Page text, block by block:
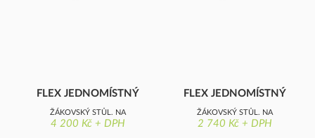
FLEX JEDNOMÍSTNÝ
ŽÁKOVSKÝ STŮL, NA
KOLEČKÁCH, DEKORITOVÁ
4 200 Kč + DPH
FLEX JEDNOMÍSTNÝ
ŽÁKOVSKÝ STŮL, NA
KOLEČKÁCH, LAMINOVANÁ
2 740 Kč + DPH